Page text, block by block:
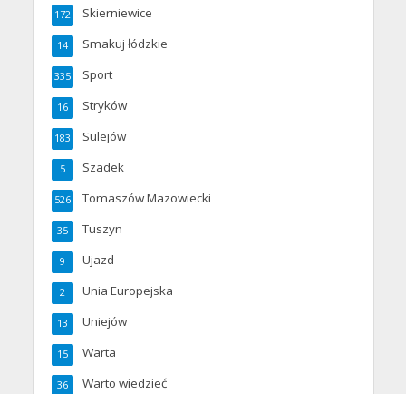
Skierniewice
172
Smakuj łódzkie
14
Sport
335
Stryków
16
Sulejów
183
Szadek
5
Tomaszów Mazowiecki
526
Tuszyn
35
Ujazd
9
Unia Europejska
2
Uniejów
13
Warta
15
Warto wiedzieć
36